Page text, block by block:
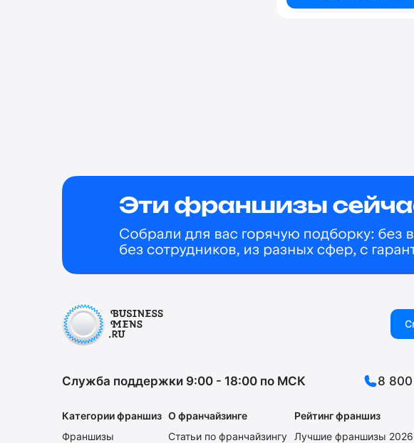
Служба поддержки 9:00 - 18:00 по МСК 8
Категории франшиз
Франшизы
О франчайзинге
Статьи по франчайзингу
Рейтинг франшиз
Лучшие франшизы 2026